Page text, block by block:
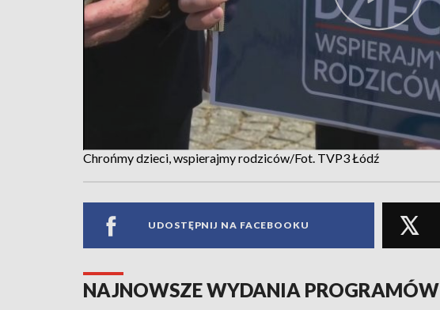
Chrońmy dzieci, wspierajmy rodziców/Fot. TVP3 Łódź
UDOSTĘPNIJ NA FACEBOOKU
NAJNOWSZE WYDANIA PROGRAMÓW